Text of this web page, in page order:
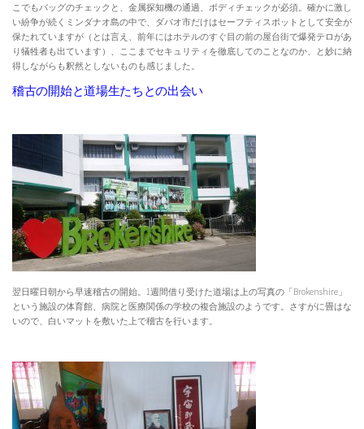
こでもバッグのチェックと、金属探知機の通過、ボディチェックが必須。確かに激し
い紛争が続くミンダナオ島の中で、ダバオ市だけはセーフティスポットとして安全が
保たれていますが（とは言え、前年にはホテルのすぐ目の前の屋台街で爆発テロがあ
り犠牲者も出ています）、ここまでセキュリティを徹底してのことなのか、と妙に納
得しながらも釈然としないものも感じました。
稽古の開始と道場生たちとの出会い
翌日曜日朝から早速稽古の開始。1週間借り受けた道場は上の写真の「Brokenshire」
という施設の体育館、病院と医療関係の学校の複合施設のようです。さすがに畳はな
いので、白いマットを敷いた上で稽古を行います。